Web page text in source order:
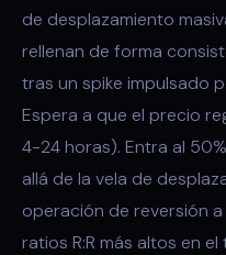
de desplazamiento
rellenan de forma
tras un spike impulsado
Espera a que el precio
4-24 horas). Entra al
allá de la vela de
operación de reversión
ratios R:R más altos en